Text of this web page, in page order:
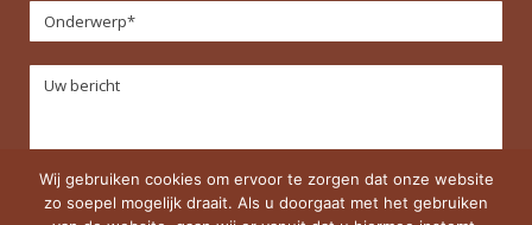
Wij gebruiken cookies om ervoor te zorgen dat onze website
zo soepel mogelijk draait. Als u doorgaat met het gebruiken